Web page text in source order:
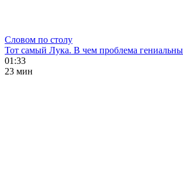
Словом по столу
Тот самый Лука. В чем проблема
01:33
23 мин